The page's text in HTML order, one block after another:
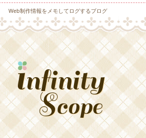
Web制作情報をメモしてログするブログ